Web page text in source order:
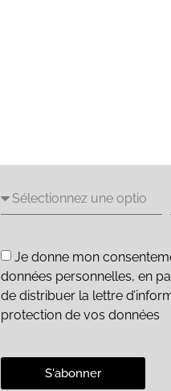
Je donne mon
données personnelles, en
de distribuer la lettre
protection de vos données
S'abonner